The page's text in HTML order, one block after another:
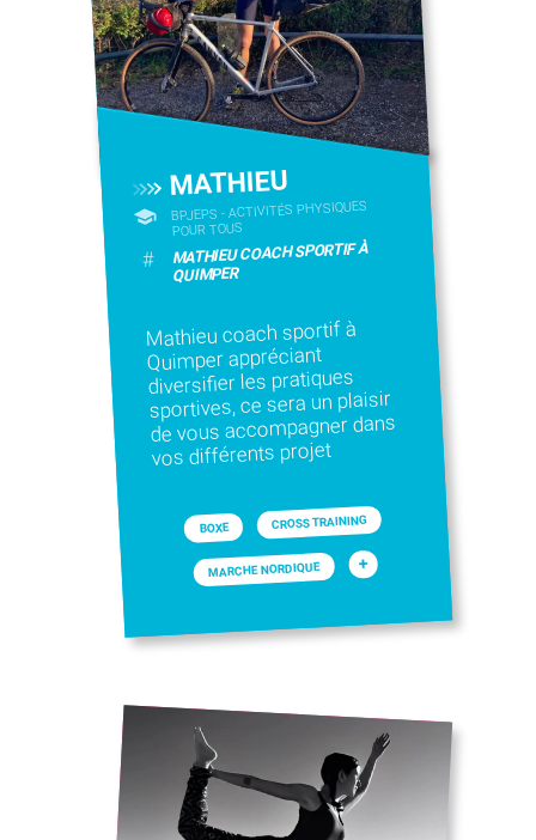
MATHIEU
BPJEPS - ACTIVITÉS PHYSIQUES
POUR TOUS
# MATHIEU COACH SPORTIF À
QUIMPER
Mathieu coach sportif à
Quimper appréciant
diversifier les pratiques
sportives, ce sera un plaisir
de vous accompagner dans
vos différents projet
BOXE CROSS TRAINING
MARCHE NORDIQUE +